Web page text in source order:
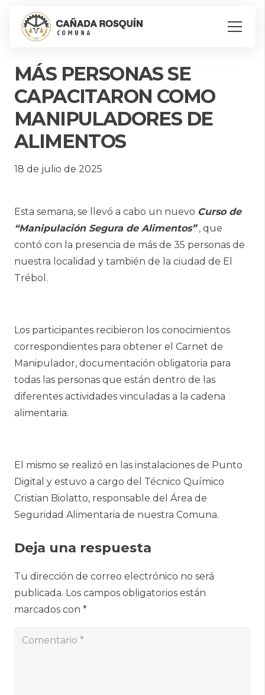
MÁS PERSONAS SE
CAPACITARON COMO
MANIPULADORES DE
ALIMENTOS
18 de julio de 2025
Esta semana, se llevó a cabo un nuevo Curso de
“Manipulación Segura de Alimentos”, que
contó con la presencia de más de 35 personas de
nuestra localidad y también de la ciudad de El
Trébol.
Los participantes recibieron los conocimientos
correspondientes para obtener el Carnet de
Manipulador, documentación obligatoria para
todas las personas que están dentro de las
diferentes actividades vinculadas a la cadena
alimentaria.
El mismo se realizó en las instalaciones de Punto
Digital y estuvo a cargo del Técnico Químico
Cristian Biolatto, responsable del Área de
Seguridad Alimentaria de nuestra Comuna.
Deja una respuesta
Tu dirección de correo electrónico no será
publicada. Los campos obligatorios están
marcados con *